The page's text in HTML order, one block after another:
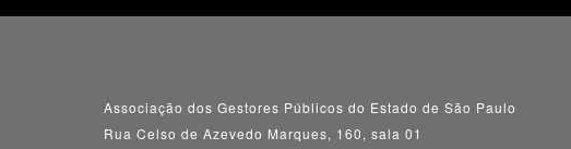
Associação dos Gestores Públicos do Estado de São Paulo
Rua Celso de Azevedo Marques, 160, sala 01